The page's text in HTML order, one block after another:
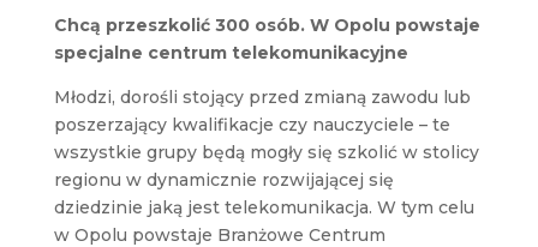
Chcą przeszkolić 300 osób. W Opolu powstaje
specjalne centrum telekomunikacyjne
Młodzi, dorośli stojący przed zmianą zawodu lub
poszerzający kwalifikacje czy nauczyciele – te
wszystkie grupy będą mogły się szkolić w stolicy
regionu w dynamicznie rozwijającej się
dziedzinie jaką jest telekomunikacja. W tym celu
w Opolu powstaje Branżowe Centrum